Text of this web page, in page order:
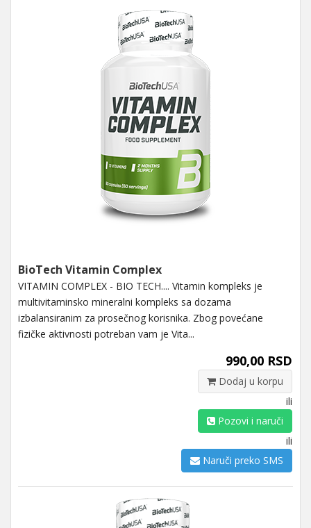
BioTech Vitamin Complex
VITAMIN COMPLEX - BIO TECH.... Vitamin kompleks je
multivitaminsko mineralni kompleks sa dozama
izbalansiranim za prosečnog korisnika. Zbog povećane
fizičke aktivnosti potreban vam je Vita...
990,00 RSD
Dodaj u korpu
ili
Pozovi i naruči
ili
Naruči preko SMS